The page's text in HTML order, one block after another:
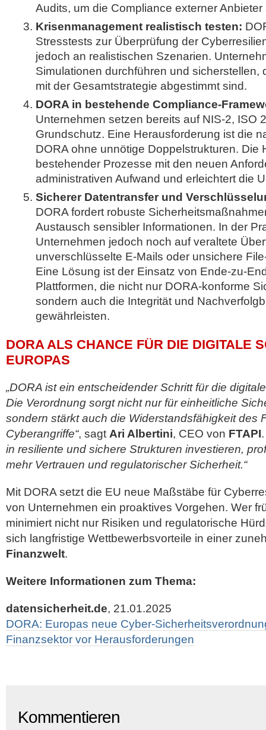
Audits, um die Compliance externer
Krisenmanagement realistisch testen:
Stresstests zur Überprüfung der
jedoch an realistischen Szenarien.
Simulationen durchführen und sicherstellen,
mit der Gesamtstrategie abgestimmt sind.
DORA in bestehende Compliance-
Unternehmen setzen bereits auf NIS-2, ISO
Grundschutz. Eine Herausforderung ist die
DORA ohne unnötige Doppelstrukturen. Die
bestehender Prozesse mit den neuen
administrativen Aufwand und erleichtert die
Sicherer Datentransfer und
DORA fordert robuste
Austausch sensibler Informationen. In der
Unternehmen jedoch noch auf veraltete
unverschlüsselte E-Mails oder unsichere
Eine Lösung ist der Einsatz von Ende-zu-
Plattformen, die nicht nur DORA-konforme
sondern auch die Integrität und
gewährleisten.
DORA ALS CHANCE FÜR DIE DIGITALE
EUROPAS
„DORA ist ein entscheidender Schritt für die
Die Verordnung sorgt nicht nur für einheitliche
sondern stärkt auch die Widerstandsfähigkeit des
Cyberangriffe“, sagt Ari Albertini, CEO von FTAPI
in resiliente und sichere Strukturen investieren,
mehr Vertrauen und regulatorischer Sicherheit.“
Mit DORA setzt die EU neue Maßstäbe für
von Unternehmen ein proaktives Vorgehen. Wer
minimiert nicht nur Risiken und regulatorische
sich langfristige Wettbewerbsvorteile in einer
Finanzwelt.
Weitere Informationen zum Thema:
datensicherheit.de, 21.01.2025
DORA: Europas neue Cyber-
Finanzsektor vor Herausforderungen
Kommentieren